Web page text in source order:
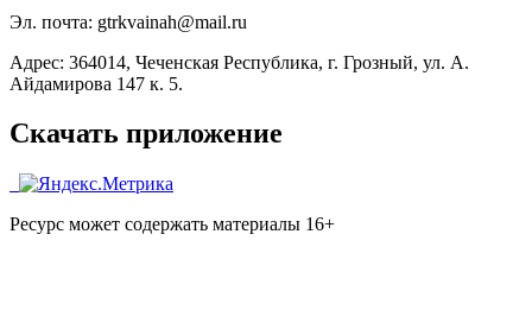
Эл. почта: gtrkvainah@mail.ru
Адрес: 364014, Чеченская Республика, г. Грозный, ул. А.
Айдамирова 147 к. 5.
Скачать приложение
Ресурс может содержать материалы 16+